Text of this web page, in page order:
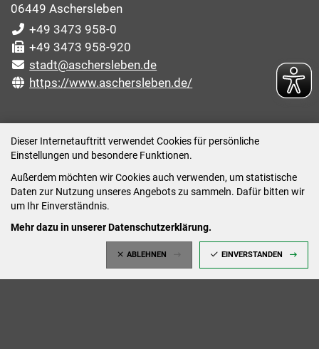
Dieser Internetauftritt verwendet Cookies für persönliche
Einstellungen und besondere Funktionen.
Außerdem möchten wir Cookies auch verwenden, um statistische
Daten zur Nutzung unseres Angebots zu sammeln. Dafür bitten wir
um Ihr Einverständnis.
Mehr dazu in unserer Datenschutzerklärung.
ABLEHNEN EINVERSTANDEN
06449 Aschersleben
+49 3473 958-0
+49 3473 958-920
stadt@aschersleben.de
https://www.aschersleben.de/
Montag: 09:00-12:00 /14:00-15:00 Uhr
Dienstag: 09:00-12:00 /14:00-16:00 Uhr
Mittwoch: 09:00 - 12:00 Uhr (nach vorheriger
Donnerstag: 09:00-12:00 /14:00-18:00 Uhr
Freitag: 09:00-12:00 Uhr